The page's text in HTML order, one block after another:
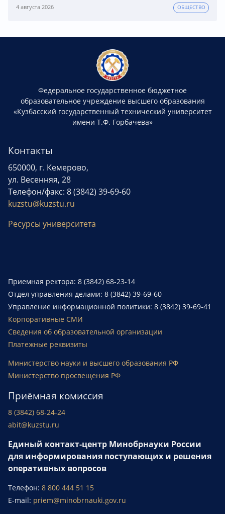
4 августа 2026 ОБЩЕСТВО
Федеральное государственное бюджетное
образовательное учреждение высшего образования
«Кузбасский государственный технический университет
имени Т.Ф. Горбачева»
Контакты
650000, г. Кемерово,
ул. Весенняя, 28
Телефон/факс: 8 (3842) 39-69-60
kuzstu@kuzstu.ru
Ресурсы университета
Приемная ректора: 8 (3842) 68-23-14
Отдел управления делами: 8 (3842) 39-69-60
Управление информационной политики: 8 (3842) 39-69-41
Корпоративные СМИ
Сведения об образовательной организации
Платежные реквизиты
Министерство науки и высшего образования РФ
Министерство просвещения РФ
Приёмная комиссия
8 (3842) 68-24-24
abit@kuzstu.ru
Единый контакт-центр Минобрнауки России
для информирования поступающих и решения
оперативных вопросов
Телефон: 8 800 444 51 15
E-mail: priem@minobrnauki.gov.ru